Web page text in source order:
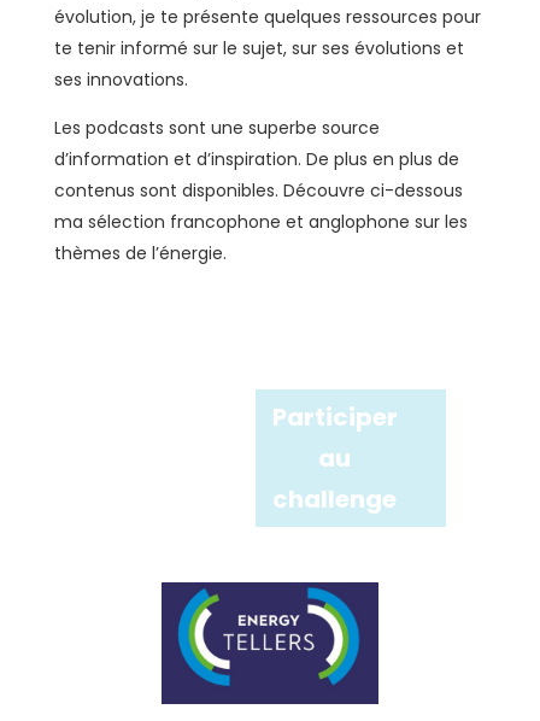
évolution, je te présente quelques ressources pour
te tenir informé sur le sujet, sur ses évolutions et
ses innovations.
Les podcasts sont une superbe source
d’information et d’inspiration. De plus en plus de
contenus sont disponibles. Découvre ci-dessous
ma sélection francophone et anglophone sur les
thèmes de l’énergie.
Participer
au
challenge